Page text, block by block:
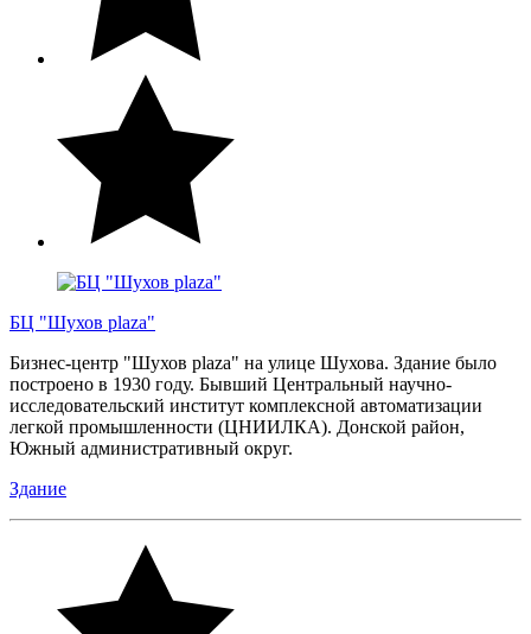
БЦ "Шухов plaza"
Бизнес-центр "Шухов plaza" на улице Шухова. Здание было
построено в 1930 году. Бывший Центральный научно-
исследовательский институт комплексной автоматизации
легкой промышленности (ЦНИИЛКА). Донской район,
Южный административный округ.
Здание